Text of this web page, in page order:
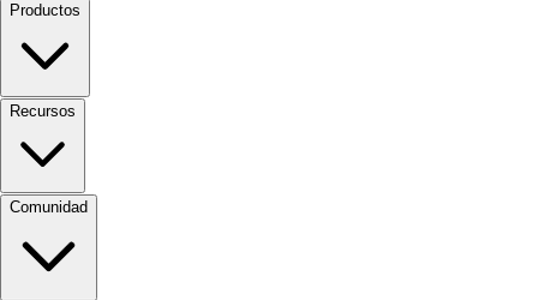
Productos
Recursos
Comunidad